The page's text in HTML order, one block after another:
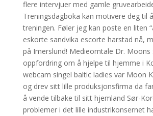
flere intervjuer med gamle
Treningsdagboka kan motivere deg til
treningen. Føler jeg kan poste en liten
eskorte sandvika escorte harstad nå,
på Imerslund! Medieomtale Dr. Moons
oppfordring om å hjelpe til hjemme i
webcam singel baltic ladies var Moon
og drev sitt lille produksjonsfirma da
å vende tilbake til sitt hjemland Sør-
problemer i det lille industrikonsernet